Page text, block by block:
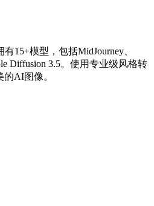
15+模型，包括MidJourney、
Diffusion 3.5。使用专业级风格转
AI图像。